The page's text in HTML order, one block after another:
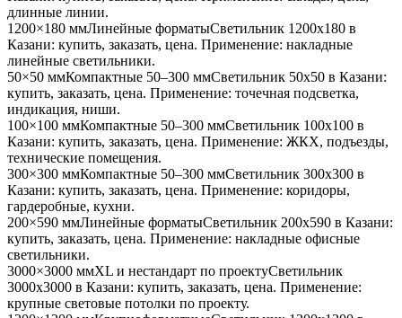
длинные линии.
1200×180 ммЛинейные форматыСветильник 1200x180 в
Казани: купить, заказать, цена. Применение: накладные
линейные светильники.
50×50 ммКомпактные 50–300 ммСветильник 50x50 в Казани:
купить, заказать, цена. Применение: точечная подсветка,
индикация, ниши.
100×100 ммКомпактные 50–300 ммСветильник 100x100 в
Казани: купить, заказать, цена. Применение: ЖКХ, подъезды,
технические помещения.
300×300 ммКомпактные 50–300 ммСветильник 300x300 в
Казани: купить, заказать, цена. Применение: коридоры,
гардеробные, кухни.
200×590 ммЛинейные форматыСветильник 200x590 в Казани:
купить, заказать, цена. Применение: накладные офисные
светильники.
3000×3000 ммXL и нестандарт по проектуСветильник
3000x3000 в Казани: купить, заказать, цена. Применение:
крупные световые потолки по проекту.